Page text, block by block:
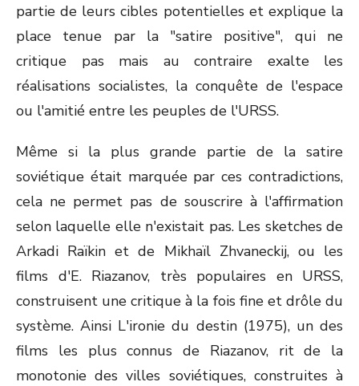
partie de leurs cibles potentielles et explique la
place tenue par la "satire positive", qui ne
critique pas mais au contraire exalte les
réalisations socialistes, la conquête de l'espace
ou l'amitié entre les peuples de l'URSS.
Même si la plus grande partie de la satire
soviétique était marquée par ces contradictions,
cela ne permet pas de souscrire à l'affirmation
selon laquelle elle n'existait pas. Les sketches de
Arkadi Raïkin et de Mikhaïl Zhvaneckij, ou les
films d'E. Riazanov, très populaires en URSS,
construisent une critique à la fois fine et drôle du
système. Ainsi L'ironie du destin (1975), un des
films les plus connus de Riazanov, rit de la
monotonie des villes soviétiques, construites à